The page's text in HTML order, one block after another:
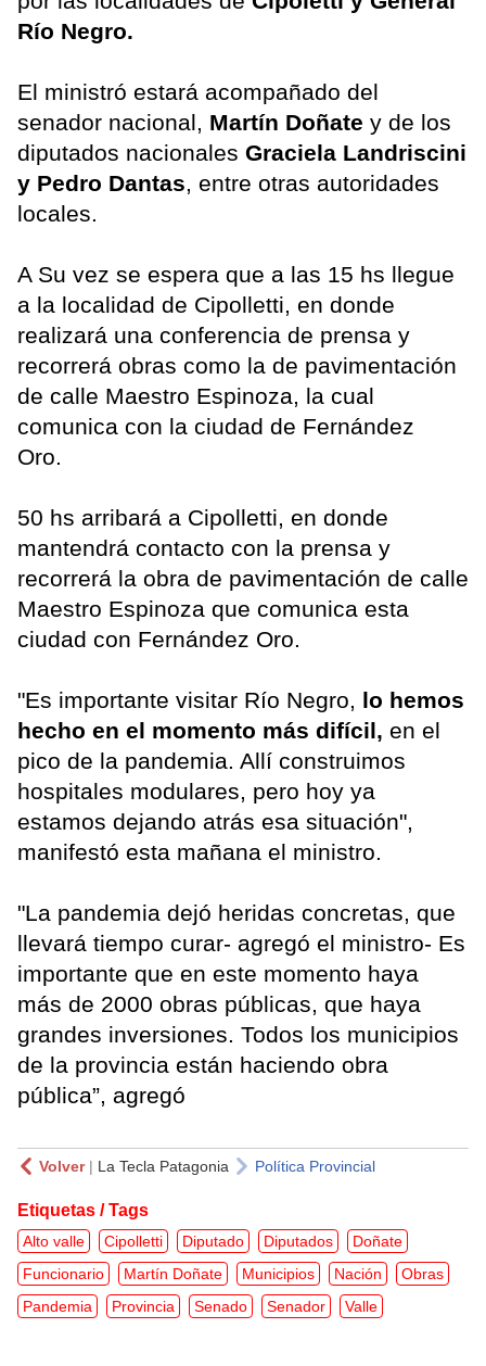
Río Negro.
El ministró estará acompañado del
senador nacional, Martín Doñate y de los
diputados nacionales Graciela Landriscini
y Pedro Dantas, entre otras autoridades
locales.
A Su vez se espera que a las 15 hs llegue
a la localidad de Cipolletti, en donde
realizará una conferencia de prensa y
recorrerá obras como la de pavimentación
de calle Maestro Espinoza, la cual
comunica con la ciudad de Fernández
Oro.
50 hs arribará a Cipolletti, en donde
mantendrá contacto con la prensa y
recorrerá la obra de pavimentación de calle
Maestro Espinoza que comunica esta
ciudad con Fernández Oro.
"Es importante visitar Río Negro, lo hemos
hecho en el momento más difícil, en el
pico de la pandemia. Allí construimos
hospitales modulares, pero hoy ya
estamos dejando atrás esa situación",
manifestó esta mañana el ministro.
"La pandemia dejó heridas concretas, que
llevará tiempo curar- agregó el ministro- Es
importante que en este momento haya
más de 2000 obras públicas, que haya
grandes inversiones. Todos los municipios
de la provincia están haciendo obra
pública”, agregó
Volver| La Tecla Patagonia Política Provincial
Etiquetas / Tags
Alto valle Cipolletti Diputado Diputados
Doñate
Funcionario
Martín Doñate Municipios Nación
Obras
Pandemia
Provincia Senado Senador Valle